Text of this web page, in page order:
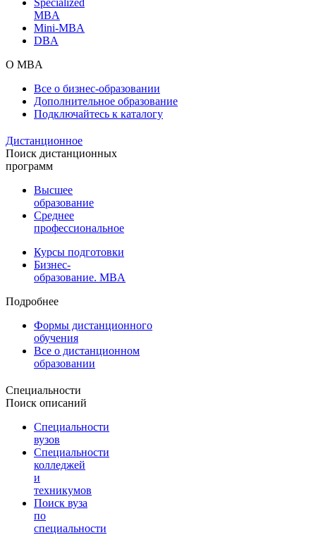
MBA
Mini-MBA
DBA
О MBA
Все о бизнес-образовании
Дополнительное образование
Подключайтесь к каталогу
Дистанционное
Поиск дистанционных
программ
Высшее
образование
Среднее
профессиональное
Курсы подготовки
Бизнес-
образование. MBA
Подробнее
Формы дистанционного
обучения
Все о дистанционном
образовании
Специальности
Поиск описаний
Специальности
вузов
Специальности
колледжей
и
техникумов
Поиск вуза
по
специальности